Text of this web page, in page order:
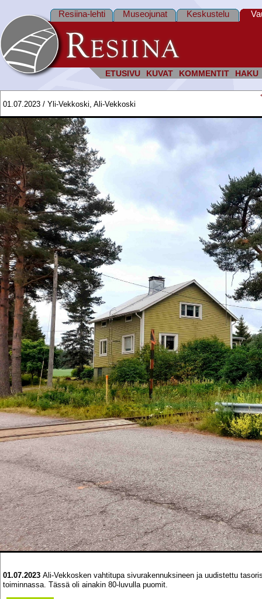
ETUSIVU KUVAT KOMMENTIT HAKU
Resiina-lehti Museojunat Keskustelu
01.07.2023 / Yli-Vekkoski, Ali-Vekkoski
01.07.2023 Ali-Vekkosken vahtitupa sivurakennuksineen ja uudistettu
toiminnassa. Tässä oli ainakin 80-luvulla puomit.